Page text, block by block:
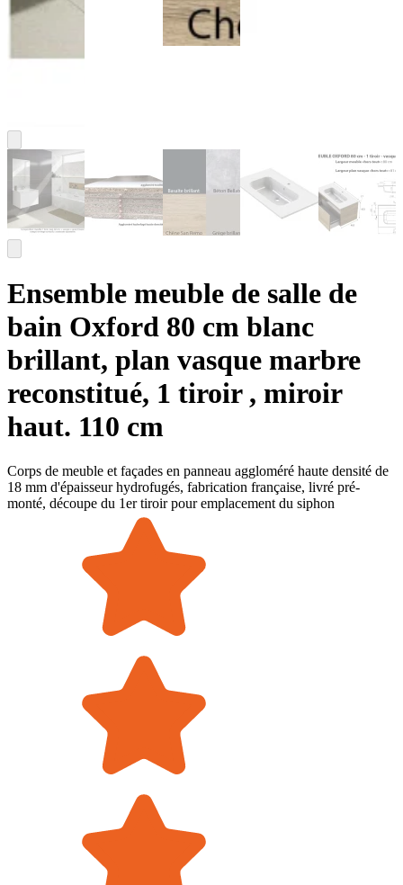
Ensemble meuble de salle de
bain Oxford 80 cm blanc
brillant, plan vasque marbre
reconstitué, 1 tiroir , miroir
haut. 110 cm
Corps de meuble et façades en panneau aggloméré haute densité de
18 mm d'épaisseur hydrofugés, fabrication française, livré pré-
monté, découpe du 1er tiroir pour emplacement du siphon